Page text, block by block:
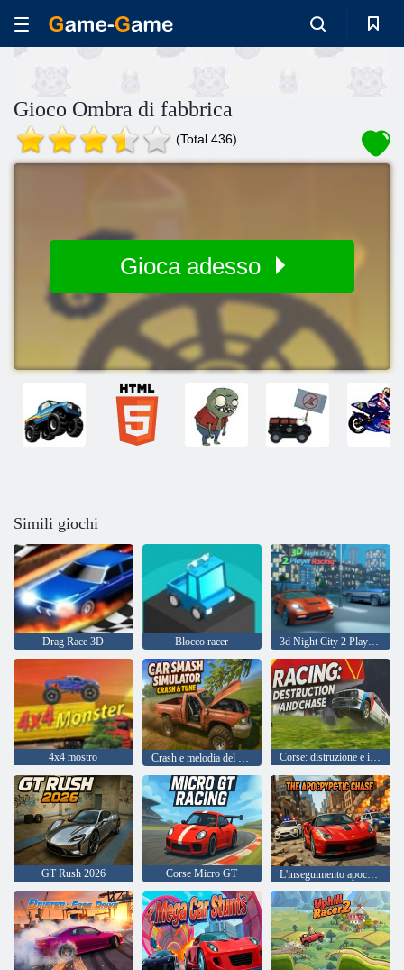
Gioco Ombra di fabbrica
(Total 436)
Gioca adesso
Simili giochi
Drag Race 3D Blocco racer 3d Night City 2 Player Racing
4x4 mostro Crash e melodia del simulatore di macchine per auto Corse: distruzione e inseguimento
GT Rush 2026 Corse Micro GT L'inseguimento apocalittico